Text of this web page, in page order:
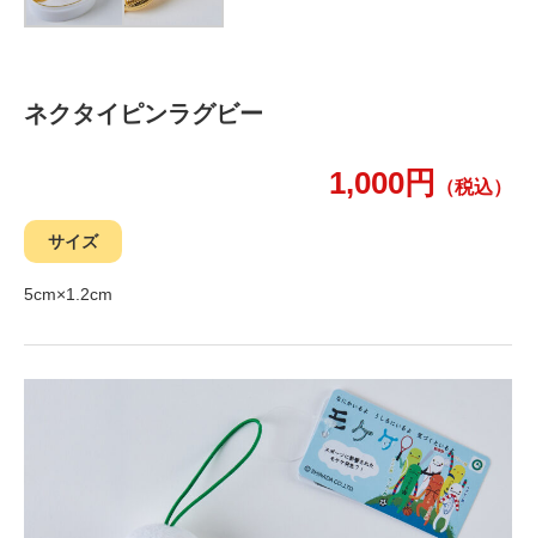
ネクタイピンラグビー
1,000円 （税込）
サイズ
5cm×1.2cm